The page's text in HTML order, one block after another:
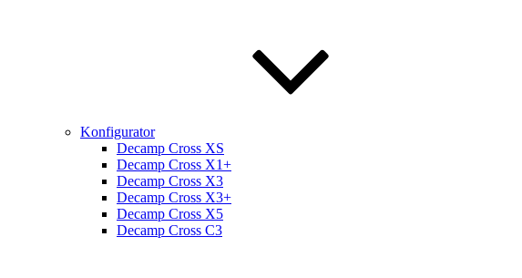
Konfigurator
Decamp Cross XS
Decamp Cross X1+
Decamp Cross X3
Decamp Cross X3+
Decamp Cross X5
Decamp Cross C3